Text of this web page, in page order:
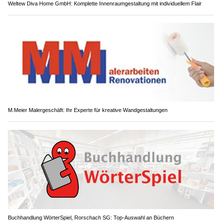
Weltew Diva Home GmbH: Komplette Innenraumgestaltung mit individuellem Flair
M.Meier Malergeschäft: Ihr Experte für kreative Wandgestaltungen
Buchhandlung WörterSpiel, Rorschach SG: Top-Auswahl an Büchern